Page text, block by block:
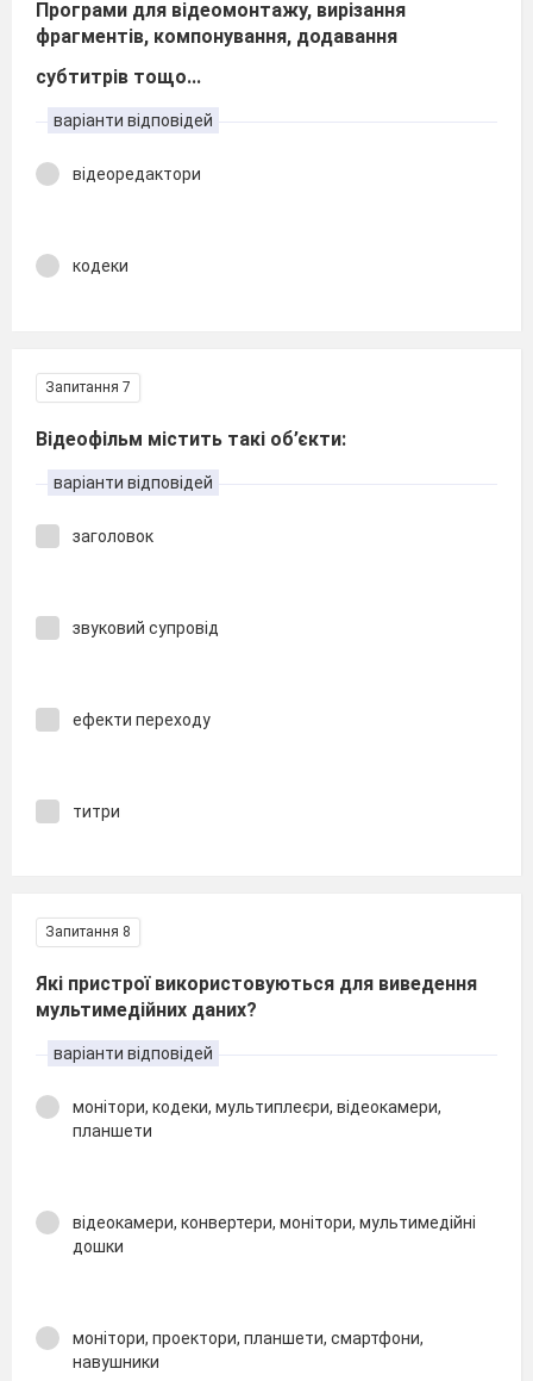
Програми для відеомонтажу, вирізання
фрагментів, компонування, додавання
субтитрів тощо...
варіанти відповідей
відеоредактори
кодеки
Запитання 7
Відеофільм містить такі об’єкти:
варіанти відповідей
заголовок
звуковий супровід
ефекти переходу
титри
Запитання 8
Які пристрої використовуються для виведення
мультимедійних даних?
варіанти відповідей
монітори, кодеки, мультиплеєри, відеокамери,
планшети
відеокамери, конвертери, монітори, мультимедійні
дошки
монітори, проектори, планшети, смартфони,
навушники